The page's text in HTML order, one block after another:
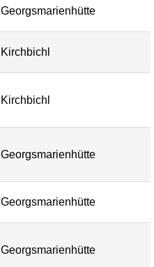
Georgsmarienhütte
Kirchbichl
Kirchbichl
Georgsmarienhütte
Georgsmarienhütte
Georgsmarienhütte